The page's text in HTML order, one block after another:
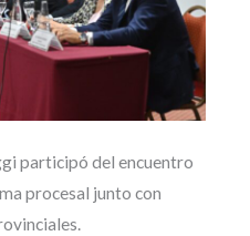
participó del encuentro
procesal junto con